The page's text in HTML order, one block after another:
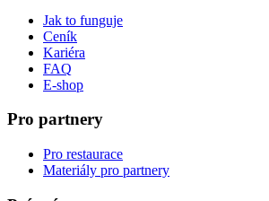
Jak to funguje
Ceník
Kariéra
FAQ
E-shop
Pro partnery
Pro restaurace
Materiály pro partnery